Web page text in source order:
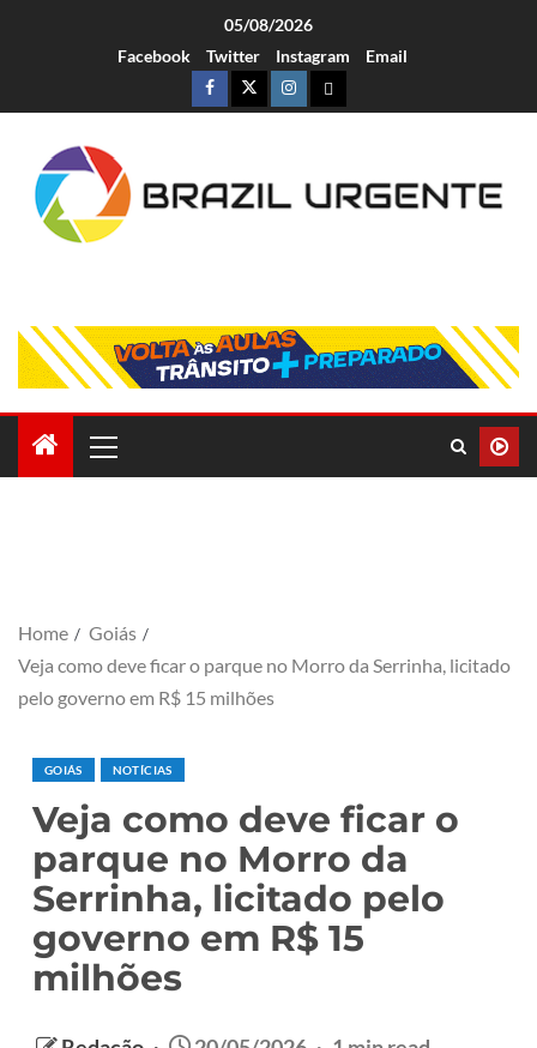
05/08/2026
Facebook
Twitter Instagram Email
Home
Goiás
Veja como deve ficar o parque no Morro da Serrinha, licitado
pelo governo em R$ 15 milhões
GOIÁS NOTÍCIAS
Veja como deve ficar o
parque no Morro da
Serrinha, licitado pelo
governo em R$ 15
milhões